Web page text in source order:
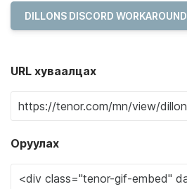
DILLONS DISCORD WORKAROUND
URL хуваалцах
Оруулах